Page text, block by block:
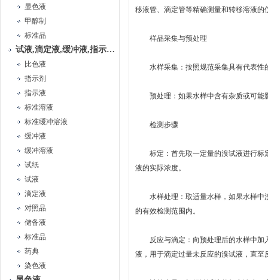
显色液
甲醇制
标准品
试液,滴定液,缓冲液,指示液,试纸
比色液
指示剂
指示液
标准溶液
标准缓冲溶液
缓冲液
缓冲溶液
试纸
试液
滴定液
对照品
储备液
标准品
药典
染色液
移液管、滴定管等精确测量和转移溶液的
样品采集与预处理
水样采集：按照规范采集具有代表性
预处理：如果水样中含有杂质或可能
检测步骤
标定：首先取一定量的溴试液进行标
液的实际浓度。
水样处理：取适量水样，如果水样中
的有效检测范围内。
反应与滴定：向预处理后的水样中加
液，用于滴定过量未反应的溴试液，直